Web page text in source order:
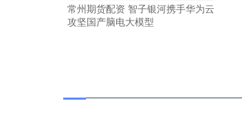
常州期货配资 智子银河携手华为云
攻坚国产脑电大模型